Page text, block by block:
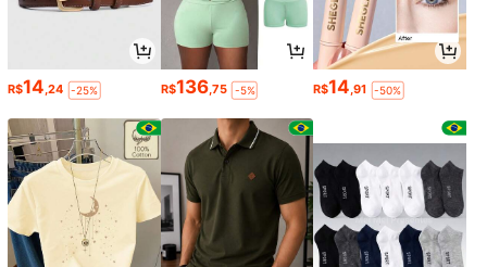
R$14,24 -25% R$136,75 -5% R$14,91 -50%